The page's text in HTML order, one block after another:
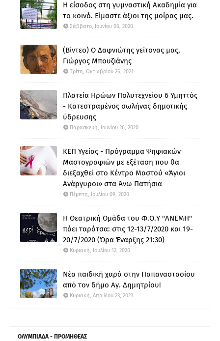
Η είσοδος στη γυμναστική Ακαδημία για
το κοινό. Είμαστε άξιοι της μοίρας μας.
Σάββατο, Ιουνίου 06, 2020
(Βίντεο) Ο Δαφνιώτης γείτονας μας,
Γιώργος Μπουζιάνης
Τρίτη, Οκτωβρίου 26, 2021
Πλατεία Ηρώων Πολυτεχνείου 6 Υμηττός
- Κατεστραμένος σωλήνας δημοτικής
ύδρευσης
Παρασκευή, Ιουνίου 26, 2020
ΚΕΠ Υγείας - Πρόγραμμα Ψηφιακών
Μαστογραφιών με εξέταση που θα
διεξαχθεί στο Κέντρο Μαστού «Άγιοι
Ανάργυροι» στα Άνω Πατήσια
Πέμπτη, Ιουλίου 09, 2020
Η Θεατρική Ομάδα του Φ.Ο.Υ "ΑΝΕΜΗ"
πάει ταράτσα: στις 12-13/7/2020 και 19-
20/7/2020 (Ώρα Έναρξης 21:30)
Κυριακή, Ιουλίου 12, 2020
Νέα παιδική χαρά στην Παπαναστασίου
από τον δήμο Αγ. Δημητρίου!
Κυριακή, Απριλίου 23, 2023
ΟΛΥΜΠΙΑΔΑ - ΠΡΟΜΗΘΕΑΣ